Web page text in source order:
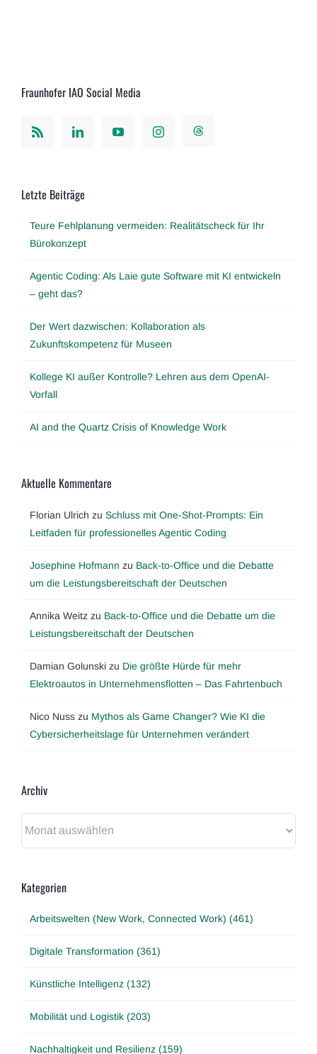
Fraunhofer IAO Social Media
Letzte Beiträge
Teure Fehlplanung vermeiden: Realitätscheck für Ihr
Bürokonzept
Agentic Coding: Als Laie gute Software mit KI entwickeln
– geht das?
Der Wert dazwischen: Kollaboration als
Zukunftskompetenz für Museen
Kollege KI außer Kontrolle? Lehren aus dem OpenAI-
Vorfall
AI and the Quartz Crisis of Knowledge Work
Aktuelle Kommentare
Florian Ulrich zu Schluss mit One-Shot-Prompts: Ein
Leitfaden für professionelles Agentic Coding
Josephine Hofmann zu Back-to-Office und die Debatte
um die Leistungsbereitschaft der Deutschen
Annika Weitz zu Back-to-Office und die Debatte um die
Leistungsbereitschaft der Deutschen
Damian Golunski zu Die größte Hürde für mehr
Elektroautos in Unternehmensflotten – Das Fahrtenbuch
Nico Nuss zu Mythos als Game Changer? Wie KI die
Cybersicherheitslage für Unternehmen verändert
Archiv
Kategorien
Arbeitswelten (New Work, Connected Work) (461)
Digitale Transformation (361)
Künstliche Intelligenz (132)
Mobilität und Logistik (203)
Nachhaltigkeit und Resilienz (159)